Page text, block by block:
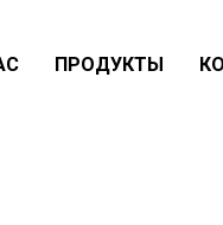
ПРОДУКТЫ